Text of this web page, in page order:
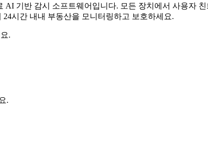
기반 감시 소프트웨어입니다. 모든 장치에서 사용자
시간 내내 부동산을 모니터링하고 보호하세요.
.
.